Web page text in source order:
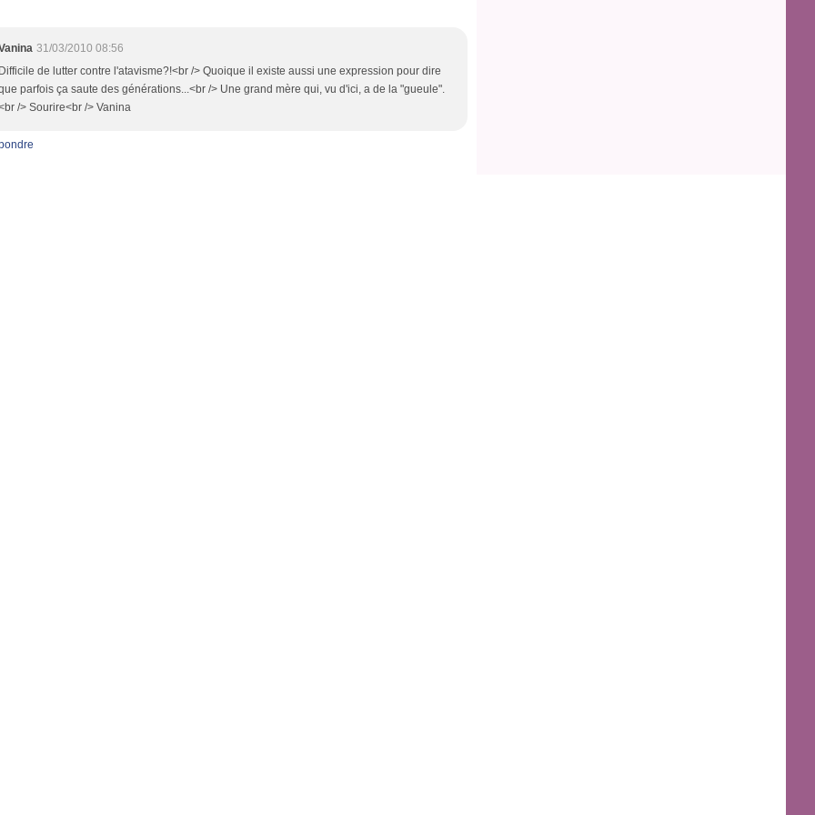
31/03/2010 08:56
de lutter contre l'atavisme?!<br /> Quoique il existe aussi une expression pour dire
parfois ça saute des générations...<br /> Une grand mère qui, vu d'ici, a de la "gueule".
/> Sourire<br /> Vanina